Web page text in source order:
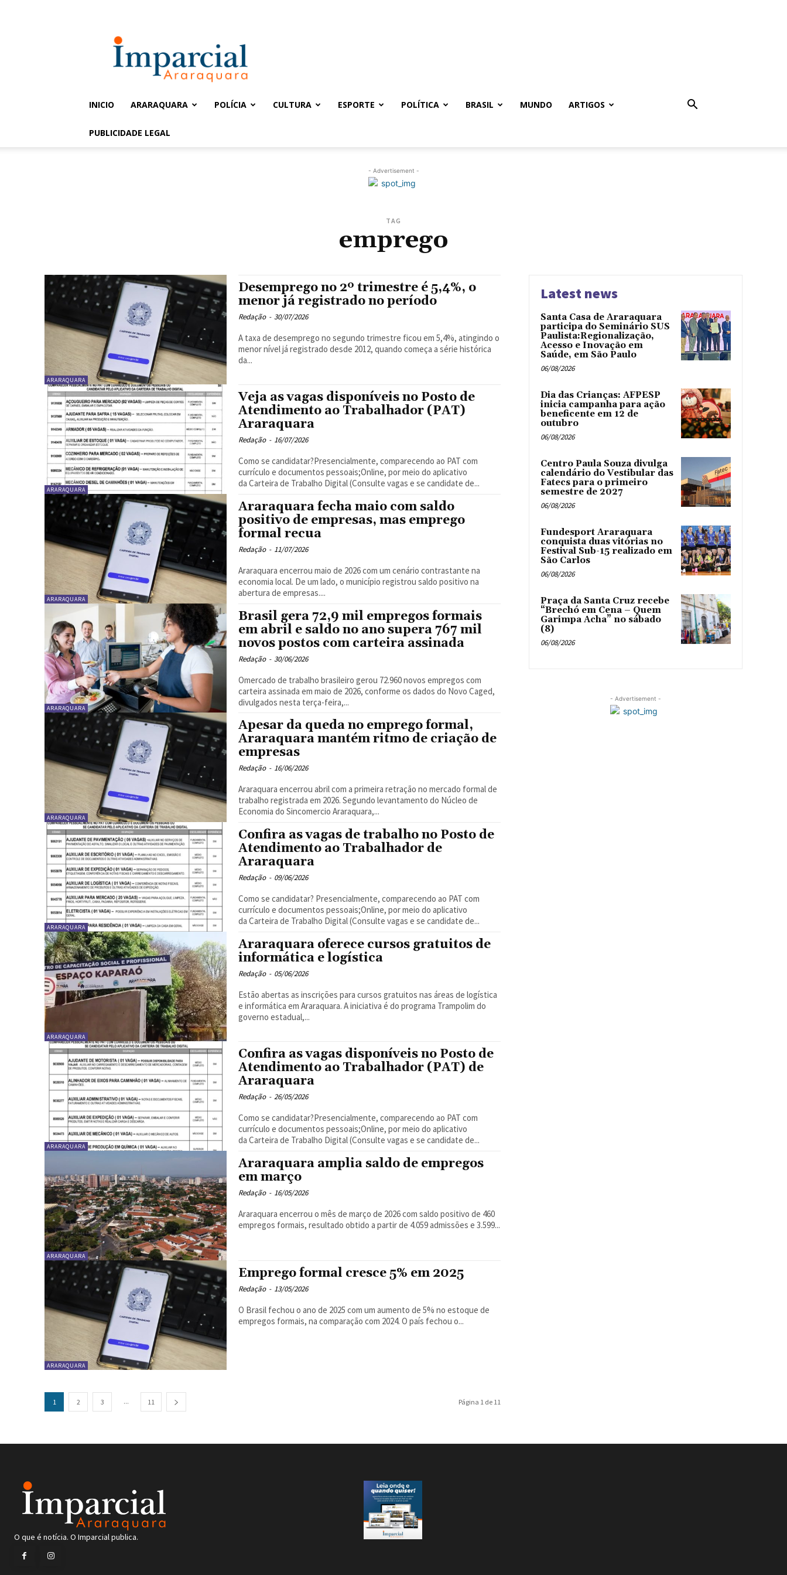
Imparcial
INICIO ARARAQUARA POLÍCIA CULTURA ESPORTE POLÍTICA BRASIL MUNDO ARTIGOS
PUBLICIDADE LEGAL
- Advertisement -
TAG
emprego
ARARAQUARA
Desemprego no 2º trimestre é 5,4%, o
menor já registrado no período
Redação - 30/07/2026
A taxa de desemprego no segundo trimestre ficou em 5,4%, atingindo o
menor nível já registrado desde 2012, quando começa a série histórica
da...
ARARAQUARA
Veja as vagas disponíveis no Posto de
Atendimento ao Trabalhador (PAT)
Araraquara
Redação - 16/07/2026
Como se candidatar?Presencialmente, comparecendo ao PAT com
currículo e documentos pessoais;Online, por meio do aplicativo
da Carteira de Trabalho Digital (Consulte vagas e se candidate de...
ARARAQUARA
Araraquara fecha maio com saldo
positivo de empresas, mas emprego
formal recua
Redação - 11/07/2026
Araraquara encerrou maio de 2026 com um cenário contrastante na
economia local. De um lado, o município registrou saldo positivo na
abertura de empresas....
ARARAQUARA
Brasil gera 72,9 mil empregos formais
em abril e saldo no ano supera 767 mil
novos postos com carteira assinada
Redação - 30/06/2026
Omercado de trabalho brasileiro gerou 72.960 novos empregos com
carteira assinada em maio de 2026, conforme os dados do Novo Caged,
divulgados nesta terça-feira,...
ARARAQUARA
Apesar da queda no emprego formal,
Araraquara mantém ritmo de criação de
empresas
Redação - 16/06/2026
Araraquara encerrou abril com a primeira retração no mercado formal de
trabalho registrada em 2026. Segundo levantamento do Núcleo de
Economia do Sincomercio Araraquara,...
ARARAQUARA
Confira as vagas de trabalho no Posto de
Atendimento ao Trabalhador de
Araraquara
Redação - 09/06/2026
Como se candidatar? Presencialmente, comparecendo ao PAT com
currículo e documentos pessoais;Online, por meio do aplicativo
da Carteira de Trabalho Digital (Consulte vagas e se candidate de...
ARARAQUARA
Araraquara oferece cursos gratuitos de
informática e logística
Redação - 05/06/2026
Estão abertas as inscrições para cursos gratuitos nas áreas de logística
e informática em Araraquara. A iniciativa é do programa Trampolim do
governo estadual,...
ARARAQUARA
Confira as vagas disponíveis no Posto de
Atendimento ao Trabalhador (PAT) de
Araraquara
Redação - 26/05/2026
Como se candidatar?Presencialmente, comparecendo ao PAT com
currículo e documentos pessoais;Online, por meio do aplicativo
da Carteira de Trabalho Digital (Consulte vagas e se candidate de...
ARARAQUARA
Araraquara amplia saldo de empregos
em março
Redação - 16/05/2026
Araraquara encerrou o mês de março de 2026 com saldo positivo de 460
empregos formais, resultado obtido a partir de 4.059 admissões e 3.599...
ARARAQUARA
Emprego formal cresce 5% em 2025
Redação - 13/05/2026
O Brasil fechou o ano de 2025 com um aumento de 5% no estoque de
empregos formais, na comparação com 2024. O país fechou o...
1 2 3 ... 11 Página 1 de 11
Latest news
Santa Casa de Araraquara
participa do Seminário SUS
Paulista:Regionalização,
Acesso e Inovação em
Saúde, em São Paulo
06/08/2026
Dia das Crianças: AFPESP
inicia campanha para ação
beneficente em 12 de
outubro
06/08/2026
Centro Paula Souza divulga
calendário do Vestibular das
Fatecs para o primeiro
semestre de 2027
06/08/2026
Fundesport Araraquara
conquista duas vitórias no
Festival Sub-15 realizado em
São Carlos
06/08/2026
Praça da Santa Cruz recebe
“Brechó em Cena – Quem
Garimpa Acha” no sábado
(8)
06/08/2026
- Advertisement -
O que é notícia. O Imparcial publica.